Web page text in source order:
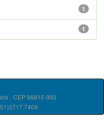
1
1
- CEP 96815-900